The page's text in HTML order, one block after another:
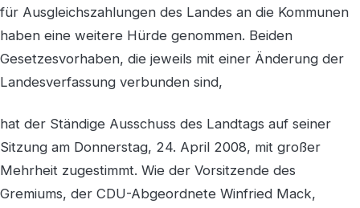
für Ausgleichszahlungen des Landes an die Kommunen
haben eine weitere Hürde genommen. Beiden
Gesetzesvorhaben, die jeweils mit einer Änderung der
Landesverfassung verbunden sind,
hat der Ständige Ausschuss des Landtags auf seiner
Sitzung am Donnerstag, 24. April 2008, mit großer
Mehrheit zugestimmt. Wie der Vorsitzende des
Gremiums, der CDU-Abgeordnete Winfried Mack,